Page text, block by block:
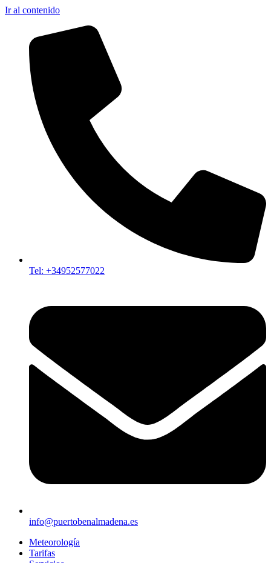
Ir al contenido
Tel: +34952577022
info@puertobenalmadena.es
Meteorología
Tarifas